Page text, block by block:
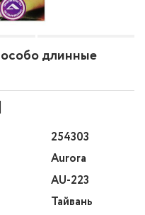
длинные
254303
Aurora
AU-223
Тайвань